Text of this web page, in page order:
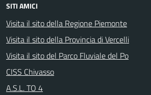
SITI AMICI
Visita il sito della Regione Piemonte
Visita il sito della Provincia di Vercelli
Visita il sito del Parco Fluviale del Po
CISS Chivasso
A.S.L. TO 4